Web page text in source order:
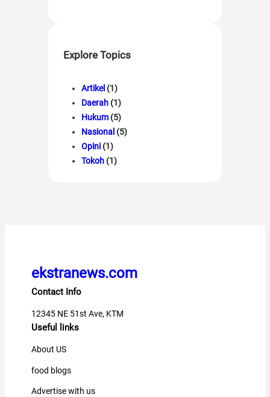
Explore Topics
Artikel (1)
Daerah (1)
Hukum (5)
Nasional (5)
Opini (1)
Tokoh (1)
ekstranews.com
Contact Info
12345 NE 51st Ave, KTM
Useful links
About US
food blogs
Advertise with us